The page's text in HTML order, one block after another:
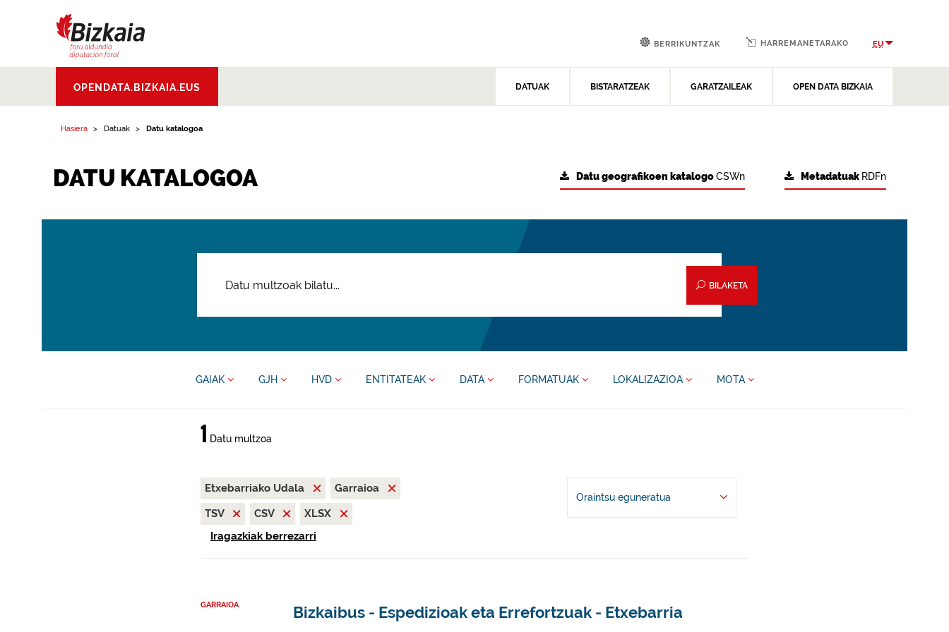
Aldundia.Diputacion
Foral de Bizkaia
OPENDATA.BIZKAIA.EUS DATUAK BISTARATZEAK GARATZAILEAK OPEN DATA BIZKAIA
BERRIKUNTZAK HARREMANETARAKO EU
Hasiera Datuak Datu katalogoa
DATU KATALOGOA Metadatuak RDFn
Datu geografikoen katalogoCSWn
BILAKETA
GAIAK GJH HVD ENTITATEAK DATA FORMATUAK LOKALIZAZIOA MOTA
1 Datu multzoa
Etxebarriako Udala
Garraioa
TSV
CSV
XLSX
Iragazkiak berrezarri
Oraintsu eguneratua
GARRAIOA Bizkaibus - Espedizioak eta Errefortzuak - Etxebarria